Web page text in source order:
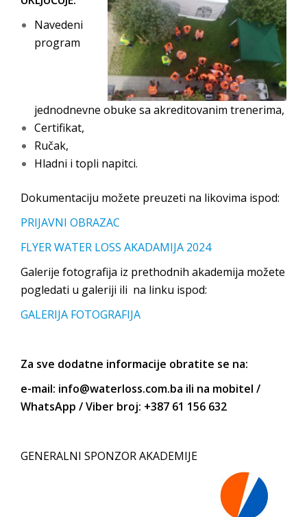
Navedeni
program
jednodnevne obuke sa akreditovanim trenerima,
Certifikat,
Ručak,
Hladni i topli napitci.
Dokumentaciju možete preuzeti na likovima ispod:
PRIJAVNI OBRAZAC
FLYER WATER LOSS AKADAMIJA 2024
Galerije fotografija iz prethodnih akademija možete
pogledati u galeriji ili na linku ispod:
GALERIJA FOTOGRAFIJA
Za sve dodatne informacije obratite se na:
e-mail: info@waterloss.com.ba ili na mobitel /
WhatsApp / Viber broj: +387 61 156 632
GENERALNI SPONZOR AKADEMIJE